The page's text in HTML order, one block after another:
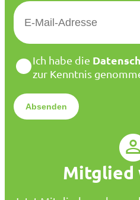
E
M
*
D
a
e
n
*
Ich habe die
zur Kenntnis
Mitglied